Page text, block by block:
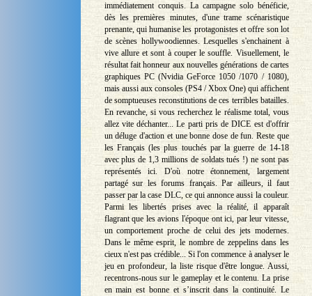
immédiatement conquis. La campagne solo bénéficie,
dès les premières minutes, d'une trame scénaristique
prenante, qui humanise les protagonistes et offre son lot
de scènes hollywoodiennes. Lesquelles s'enchainent à
vive allure et sont à couper le souffle. Visuellement, le
résultat fait honneur aux nouvelles générations de cartes
graphiques PC (Nvidia GeForce 1050 /1070 / 1080),
mais aussi aux consoles (PS4 / Xbox One) qui affichent
de somptueuses reconstitutions de ces terribles batailles.
En revanche, si vous recherchez le réalisme total, vous
allez vite déchanter... Le parti pris de DICE est d'offrir
un déluge d'action et une bonne dose de fun. Reste que
les Français (les plus touchés par la guerre de 14-18
avec plus de 1,3 millions de soldats tués !) ne sont pas
représentés ici. D'où notre étonnement, largement
partagé sur les forums français. Par ailleurs, il faut
passer par la case DLC, ce qui annonce aussi la couleur.
Parmi les libertés prises avec la réalité, il apparaît
flagrant que les avions l'époque ont ici, par leur vitesse,
un comportement proche de celui des jets modernes.
Dans le même esprit, le nombre de zeppelins dans les
cieux n'est pas crédible... Si l'on commence à analyser le
jeu en profondeur, la liste risque d'être longue. Aussi,
recentrons-nous sur le gameplay et le contenu. La prise
en main est bonne et s’inscrit dans la continuité. Le